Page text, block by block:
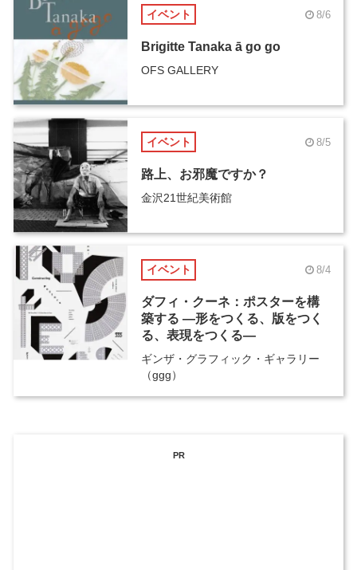
イベント 8/6
Brigitte Tanaka ā go go
OFS GALLERY
イベント 8/5
路上、お邪魔ですか？
金沢21世紀美術館
イベント 8/4
ダフィ・クーネ：ポスターを構
築する ―形をつくる、版をつく
る、表現をつくる―
ギンザ・グラフィック・ギャラリー
（ggg）
PR